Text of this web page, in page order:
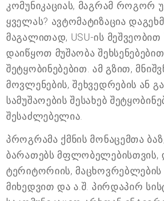
კომუნიკაციას, მაგრამ
ყველას? ავტომატიზაცია
მაგალითად, USU-ის
დაიწყოთ მუშაობა
შეტყობინებებით. ამ გზით,
მოვლენების, შეხვედრების ან
სამუშაოების შესახებ
შესაძლებელია.
პროგრამა ქმნის მონაცემთა
ბარათებს მფლობელებისთვის,
ტერიტორიის,
მიხედვით და ა.შ. პირდაპირ